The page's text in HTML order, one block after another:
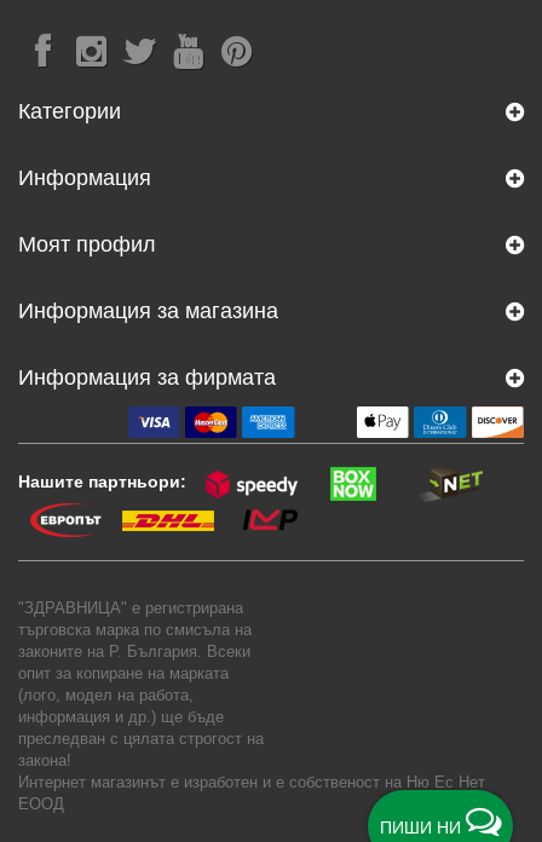
ПИШИ НИ
Категории
Информация
Моят профил
Информация за магазина
Информация за фирмата
Нашите партньори:
"ЗДРАВНИЦА" е регистрирана
търговска марка по смисъла на
законите на Р. България. Всеки
опит за копиране на марката
(лого, модел на работа,
информация и др.) ще бъде
преследван с цялата строгост на
закона!
Интернет магазинът е изработен и е собственост на Ню Ес Нет
ЕООД